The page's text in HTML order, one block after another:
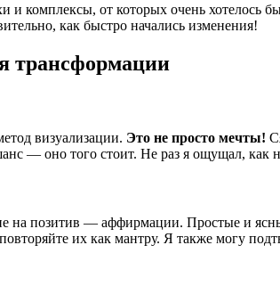
и комплексы, от которых очень хотелось
как быстро начались изменения!
трансформации
визуализации. Это не просто мечты!
— оно того стоит. Не раз я ощущал, как
на позитив — аффирмации. Простые и
их как мантру. Я также могу